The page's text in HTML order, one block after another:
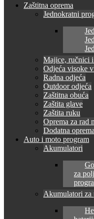
Zaštitna oprema
Jednokratni
Majice, ručnici
Odjeća visoke
Radna odjeća
Outdoor odjeća
Zaštitna obuća
Zaštita glave
Zaštita ruku
Oprema za rad
Dodatna oprema
Auto i moto program
Akumulatori
za
Akumulatori za